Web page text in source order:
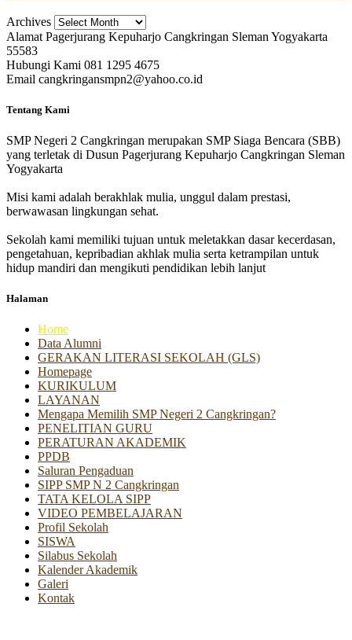
Archives
Alamat Pagerjurang Kepuharjo Cangkringan Sleman Yogyakarta
55583
Hubungi Kami 081 1295 4675
Email cangkringansmpn2@yahoo.co.id
Tentang Kami
SMP Negeri 2 Cangkringan merupakan SMP Siaga Bencara (SBB)
yang terletak di Dusun Pagerjurang Kepuharjo Cangkringan Sleman
Yogyakarta
Misi kami adalah berakhlak mulia, unggul dalam prestasi,
berwawasan lingkungan sehat.
Sekolah kami memiliki tujuan untuk meletakkan dasar kecerdasan,
pengetahuan, kepribadian akhlak mulia serta ketrampilan untuk
hidup mandiri dan mengikuti pendidikan lebih lanjut
Halaman
Home
Data Alumni
GERAKAN LITERASI SEKOLAH (GLS)
Homepage
KURIKULUM
LAYANAN
Mengapa Memilih SMP Negeri 2 Cangkringan?
PENELITIAN GURU
PERATURAN AKADEMIK
PPDB
Saluran Pengaduan
SIPP SMP N 2 Cangkringan
TATA KELOLA SIPP
VIDEO PEMBELAJARAN
Profil Sekolah
SISWA
Silabus Sekolah
Kalender Akademik
Galeri
Kontak